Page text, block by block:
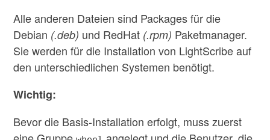
Alle anderen Dateien sind Packages für die
Debian (.deb) und RedHat (.rpm) Paketmanager.
Sie werden für die Installation von LightScribe auf
den unterschiedlichen Systemen benötigt.
Wichtig:
Bevor die Basis-Installation erfolgt, muss zuerst